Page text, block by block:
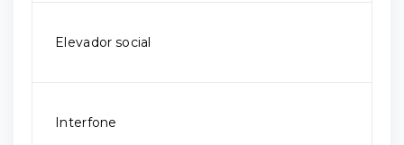
Elevador social
Interfone